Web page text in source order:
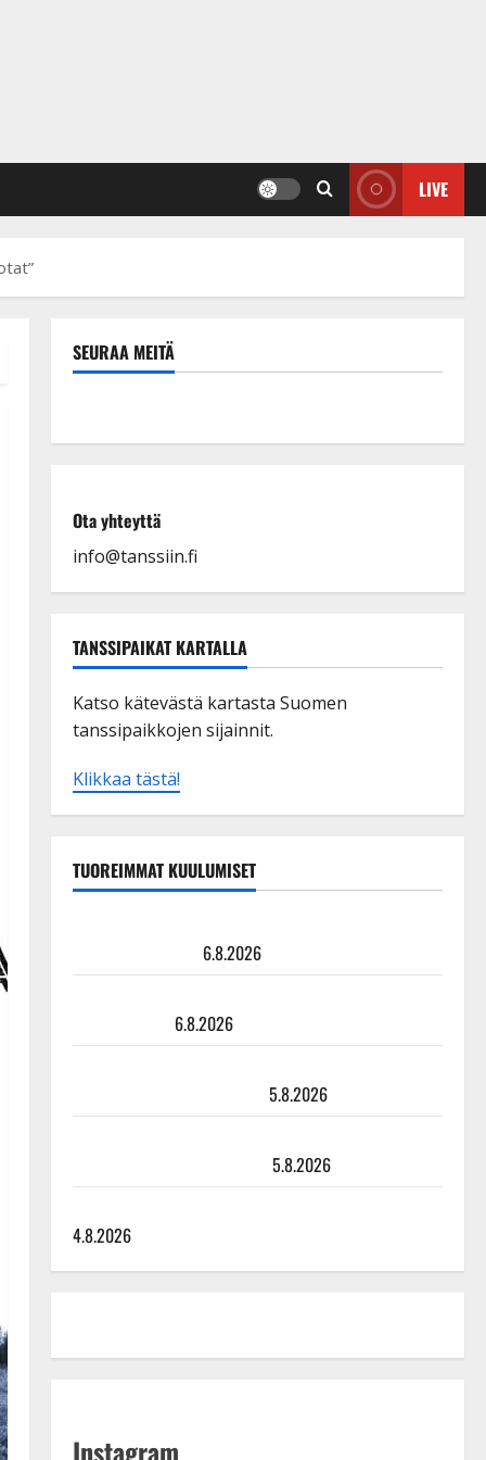
LIVE
SEURAA MEITÄ
Ota yhteyttä
info@tanssiin.fi
TANSSIPAIKAT KARTALLA
Katso kätevästä kartasta Suomen
tanssipaikkojen sijainnit.
Klikkaa tästä!
TUOREIMMAT KUULUMISET
6.8.2026
6.8.2026
5.8.2026
5.8.2026
4.8.2026
Instagram